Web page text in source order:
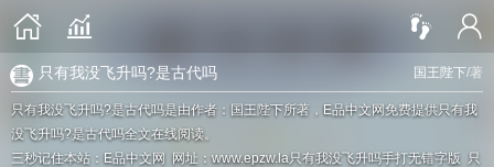
国王陛下/著
只有我没飞升吗?是古代吗
只有我没飞升吗?是古代吗是由作者：国王陛下所著，E品中文网免费提供只有我
没飞升吗?是古代吗全文在线阅读。
三秒记住本站：E品中文网 网址：www.epzw.la只有我没飞升吗手打无错字版 只